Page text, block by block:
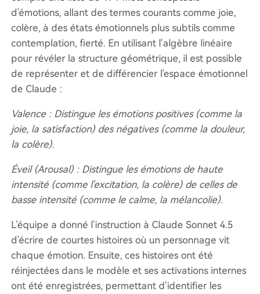
d'émotions, allant des termes courants comme joie,
colère, à des états émotionnels plus subtils comme
contemplation, fierté. En utilisant l'algèbre linéaire
pour révéler la structure géométrique, il est possible
de représenter et de différencier l'espace émotionnel
de Claude :
Valence : Distingue les émotions positives (comme la
joie, la satisfaction) des négatives (comme la douleur,
la colère).
Éveil (Arousal) : Distingue les émotions de haute
intensité (comme l'excitation, la colère) de celles de
basse intensité (comme le calme, la mélancolie).
L'équipe a donné l'instruction à Claude Sonnet 4.5
d'écrire de courtes histoires où un personnage vit
chaque émotion. Ensuite, ces histoires ont été
réinjectées dans le modèle et ses activations internes
ont été enregistrées, permettant d'identifier les